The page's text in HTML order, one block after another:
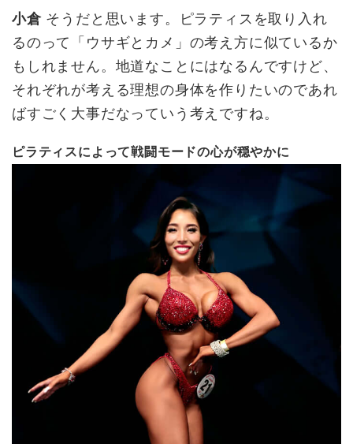
小倉そうだと思います。ピラティスを取り入れ
るのって「ウサギとカメ」の考え方に似ているか
もしれません。地道なことにはなるんですけど、
それぞれが考える理想の身体を作りたいのであれ
ばすごく大事だなっていう考えですね。
ピラティスによって戦闘モードの心が穏やかに